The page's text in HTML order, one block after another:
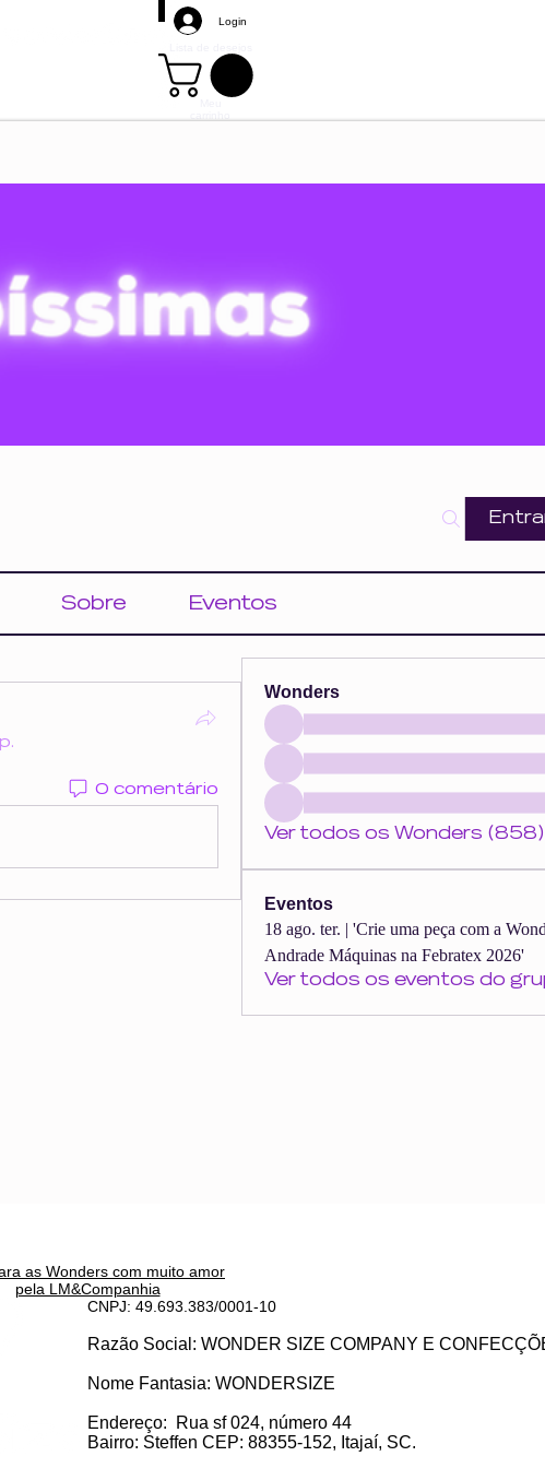
Login
Sobre Eventos
0 comentário
Wonders
Ver todos os Wonders (858)
Eventos
18 ago. ter. | 'Crie uma peça com a
Andrade Máquinas na Febratex 2026'
Ver todos os eventos do
as Wonders com muito amor
pela LM&Companhia
CNPJ: 49.693.383/0001-10
Razão Social: WONDER SIZE COMPANY E
Nome Fantasia: WONDERSIZE
Endereço:
Rua sf 024, número 44
Bairro: Steffen CEP: 88355-152, Itajaí, SC.